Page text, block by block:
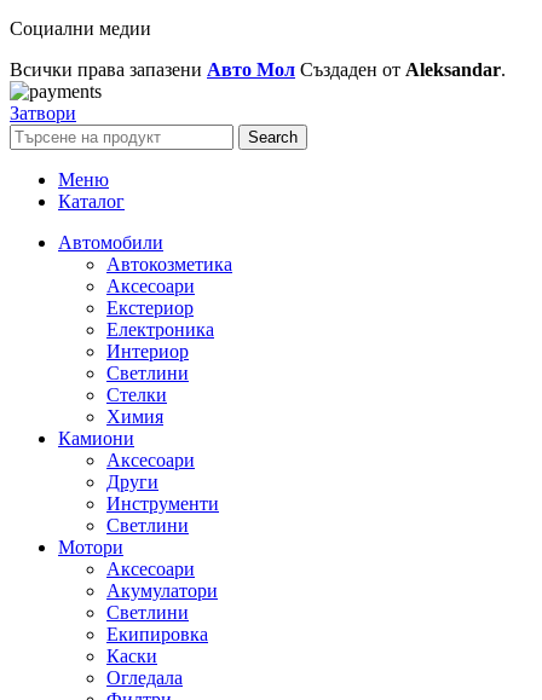
Социални медии
Всички права запазени Авто Мол Създаден от Aleksandar.
Затвори
Search
Меню
Каталог
Автомобили
Автокозметика
Аксесоари
Екстериор
Електроника
Интериор
Светлини
Стелки
Химия
Камиони
Аксесоари
Други
Инструменти
Светлини
Мотори
Аксесоари
Акумулатори
Светлини
Екипировка
Каски
Огледала